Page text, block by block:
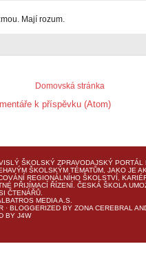
Mají rozum.
Domovská stránka
k příspěvku (Atom)
ŠKOLSKÝ ZPRAVODAJSKÝ PORTÁL
ŠKOLSKÝM TÉMATŮM, JAKO JE
REGIONÁLNÍHO ŠKOLSTVÍ,
PŘIJÍMACÍ ŘÍZENÍ. ČESKÁ ŠKOLA
ČTENÁŘŮ.
MEDIA A.S.
· BLOGGERIZED BY ZONA CEREBRAL
BY J4W